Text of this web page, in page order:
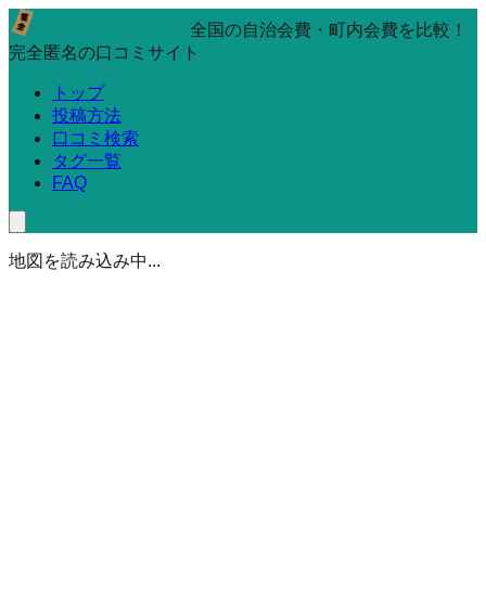
全国の自治会費・町内会費を比較！
完全匿名の口コミサイト
トップ
投稿方法
口コミ検索
タグ一覧
FAQ
地図を読み込み中...